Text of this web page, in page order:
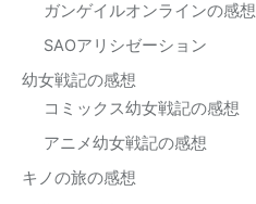
ガンゲイルオンラインの感想
SAOアリシゼーション
幼女戦記の感想
コミックス幼女戦記の感想
アニメ幼女戦記の感想
キノの旅の感想